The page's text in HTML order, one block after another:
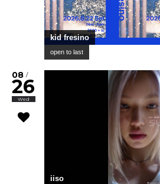
kid fresino
open to last
08 /
26
Wed
iiso